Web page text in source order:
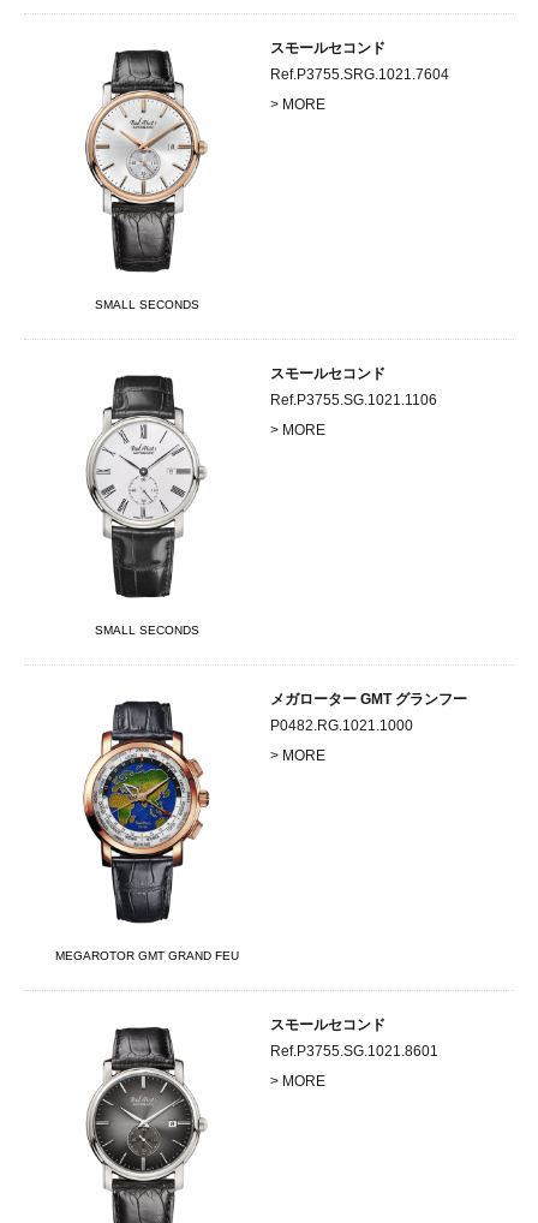
スモールセコンド
Ref.P3755.SRG.1021.7604
> MORE
SMALL SECONDS
スモールセコンド
Ref.P3755.SG.1021.1106
> MORE
SMALL SECONDS
メガローター GMT グランフー
P0482.RG.1021.1000
> MORE
MEGAROTOR GMT GRAND FEU
スモールセコンド
Ref.P3755.SG.1021.8601
> MORE